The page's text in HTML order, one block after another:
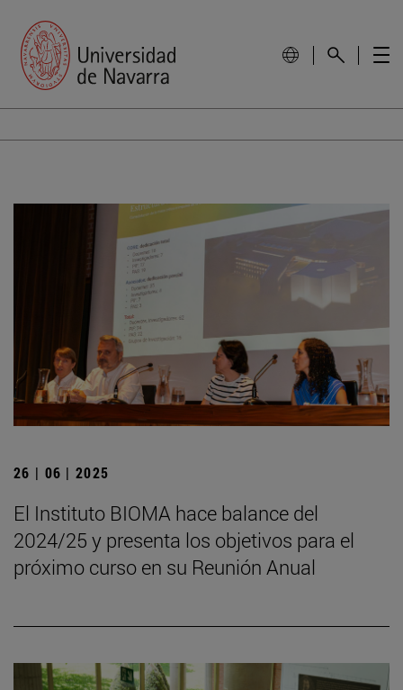
26 | 06 | 2025
El Instituto BIOMA hace balance del
2024/25 y presenta los objetivos para el
próximo curso en su Reunión Anual